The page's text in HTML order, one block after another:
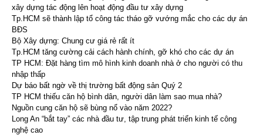
xây dựng tác động lên hoạt động đầu tư xây dựng
Tp.HCM sẽ thành lập tổ công tác tháo gỡ vướng mắc cho các dự án
BĐS
Bộ Xây dựng: Chung cư giá rẻ rất ít
Tp.HCM tăng cường cải cách hành chính, gỡ khó cho các dự án
TP HCM: Đặt hàng tìm mô hình kinh doanh nhà ở cho người có thu
nhập thấp
Dự báo bất ngờ về thị trường bất động sản Quý 2
TP HCM thiếu căn hộ bình dân, người dân làm sao mua nhà?
Nguồn cung căn hộ sẽ bùng nổ vào năm 2022?
Long An “bắt tay” các nhà đầu tư, tập trung phát triển kinh tế công
nghệ cao